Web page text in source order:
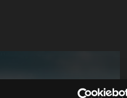
Solutions.